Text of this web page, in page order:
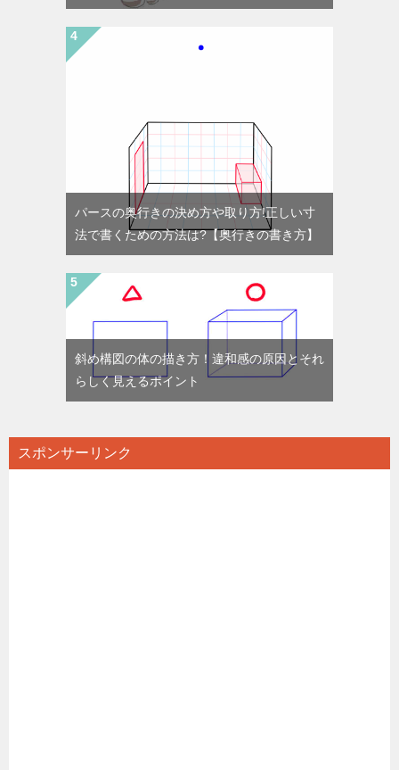
パースの奥行きの決め方や取り方!正しい寸
法で書くための方法は?【奥行きの書き方】
斜め構図の体の描き方！違和感の原因とそれ
らしく見えるポイント
スポンサーリンク